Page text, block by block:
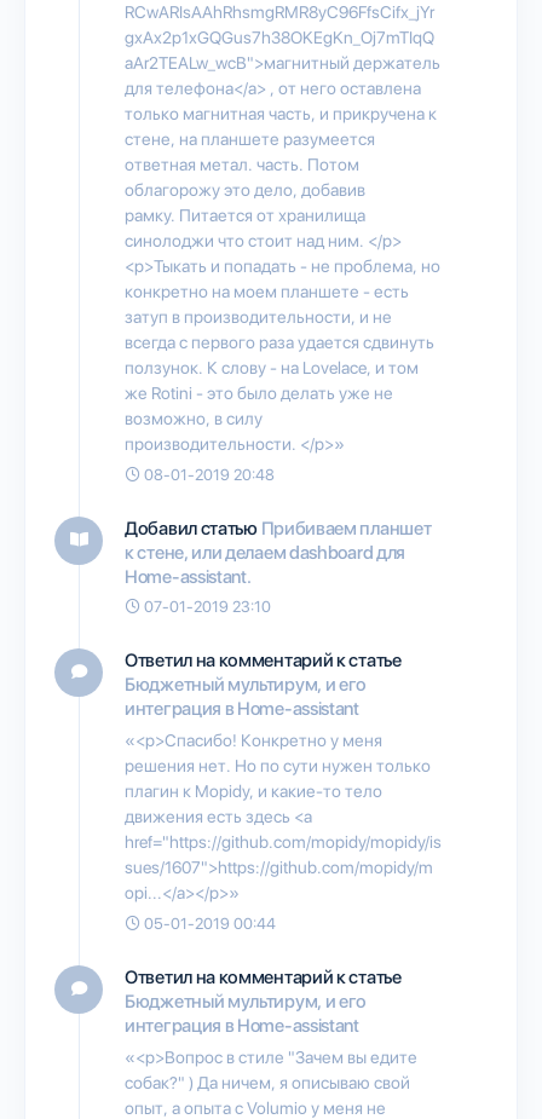
RCwARIsAAhRhsmgRMR8yC96FfsCifx_jYr
gxAx2p1xGQGus7h38OKEgKn_Oj7mTIqQ
aAr2TEALw_wcB">магнитный держатель
для телефона</a> , от него оставлена
только магнитная часть, и прикручена к
стене, на планшете разумеется
ответная метал. часть. Потом
облагорожу это дело, добавив
рамку. Питается от хранилища
синолоджи что стоит над ним. </p>
<p>Тыкать и попадать - не проблема, но
конкретно на моем планшете - есть
затуп в производительности, и не
всегда с первого раза удается сдвинуть
ползунок. К слову - на Lovelace, и том
же Rotini - это было делать уже не
возможно, в силу
производительности. </p>»
08-01-2019 20:48
Добавил статью Прибиваем планшет
к стене, или делаем dashboard для
Home-assistant.
07-01-2019 23:10
Ответил на комментарий к статье
Бюджетный мультирум, и его
интеграция в Home-assistant
«<p>Спасибо! Конкретно у меня
решения нет. Но по сути нужен только
плагин к Mopidy, и какие-то тело
движения есть здесь <a
href="https://github.com/mopidy/mopidy/is
sues/1607">https://github.com/mopidy/m
opi...</a></p>»
05-01-2019 00:44
Ответил на комментарий к статье
Бюджетный мультирум, и его
интеграция в Home-assistant
«<p>Вопрос в стиле "Зачем вы едите
собак?" ) Да ничем, я описываю свой
опыт, а опыта с Volumio у меня не